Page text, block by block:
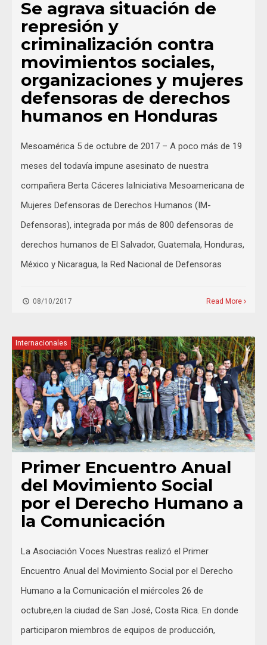
Se agrava situación de
represión y
criminalización contra
movimientos sociales,
organizaciones y mujeres
defensoras de derechos
humanos en Honduras
Mesoamérica 5 de octubre de 2017 – A poco más de 19
meses del todavía impune asesinato de nuestra
compañera Berta Cáceres laIniciativa Mesoamericana de
Mujeres Defensoras de Derechos Humanos (IM-
Defensoras), integrada por más de 800 defensoras de
derechos humanos de El Salvador, Guatemala, Honduras,
México y Nicaragua, la Red Nacional de Defensoras
08/10/2017 Read More
Internacionales
Primer Encuentro Anual
del Movimiento Social
por el Derecho Humano a
la Comunicación
La Asociación Voces Nuestras realizó el Primer
Encuentro Anual del Movimiento Social por el Derecho
Humano a la Comunicación el miércoles 26 de
octubre,en la ciudad de San José, Costa Rica. En donde
participaron miembros de equipos de producción,